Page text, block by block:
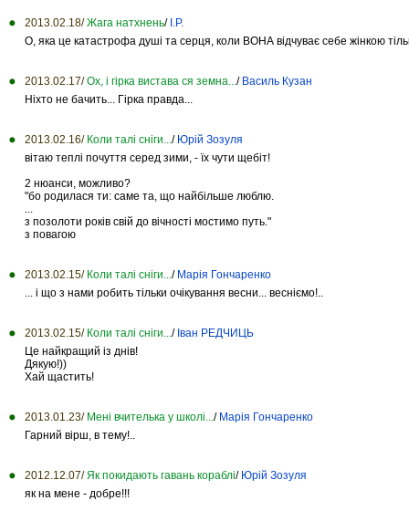
2013.02.18/ Жага натхнень/ І.Р.
О, яка це катастрофа душі та серця, коли ВОНА відчуває себе жінкою
2013.02.17/ Ох, і гірка вистава ся земна.../ Василь Кузан
Ніхто не бачить... Гірка правда...
2013.02.16/ Коли талі сніги.../ Юрій Зозуля
вітаю теплі почуття серед зими, - їх чути щебіт!
2 нюанси, можливо?
"бо родилася ти: саме та, що найбільше люблю.
...
з позолоти років свій до вічності мостимо путь."
з повагою
2013.02.15/ Коли талі сніги.../ Марія Гончаренко
... і що з нами робить тільки очікування весни... весніємо!..
2013.02.15/ Коли талі сніги.../ Іван РЕДЧИЦЬ
Це найкращий із днів!
Дякую!))
Хай щастить!
2013.01.23/ Мені вчителька у школі.../ Марія Гончаренко
Гарний вірш, в тему!..
2012.12.07/ Як покидають гавань кораблі/ Юрій Зозуля
як на мене - добре!!!